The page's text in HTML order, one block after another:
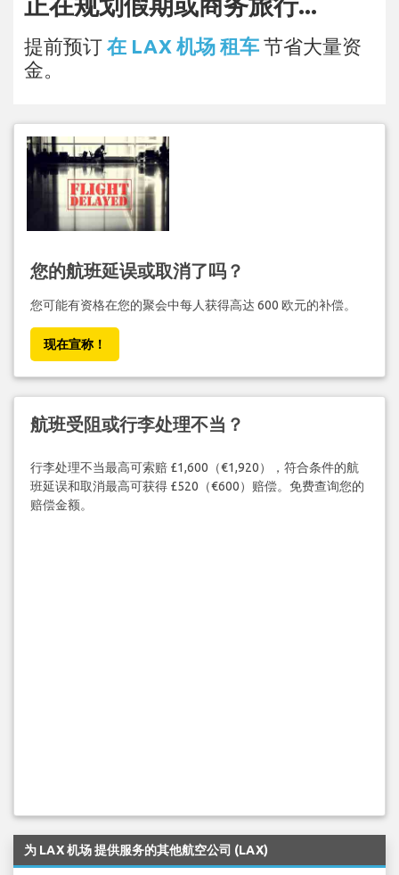
提前预订 在 LAX 机场 租车 节省大量资
金。
您的航班延误或取消了吗？
您可能有资格在您的聚会中每人获得高达 600 欧元的补偿。
现在宣称！
航班受阻或行李处理不当？
行李处理不当最高可索赔 £1,600（€1,920），符合条件的航
班延误和取消最高可获得 £520（€600）赔偿。免费查询您的
赔偿金额。
为 LAX 机场 提供服务的其他航空公司 (LAX)